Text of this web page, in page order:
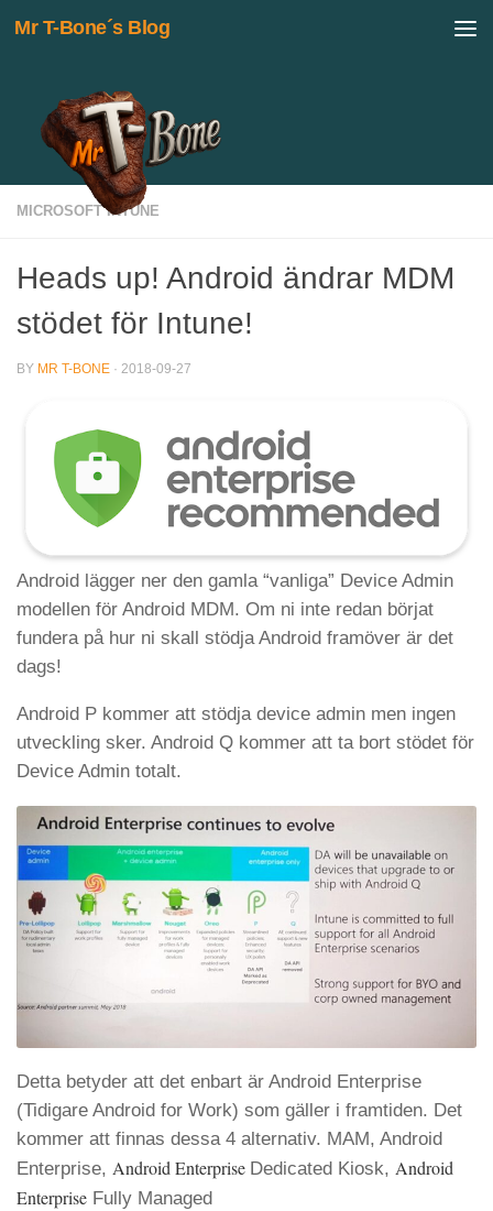
Skip to content
Mr T-Bone´s Blog
MICROSOFT INTUNE
Heads up! Android ändrar MDM
stödet för Intune!
BY MR T-BONE · 2018-09-27
Android lägger ner den gamla “vanliga” Device Admin
modellen för Android MDM. Om ni inte redan börjat
fundera på hur ni skall stödja Android framöver är det
dags!
Android P kommer att stödja device admin men ingen
utveckling sker. Android Q kommer att ta bort stödet för
Device Admin totalt.
Detta betyder att det enbart är Android Enterprise
(Tidigare Android for Work) som gäller i framtiden. Det
kommer att finnas dessa 4 alternativ. MAM, Android
Enterprise, Android Enterprise Dedicated Kiosk, Android
Enterprise Fully Managed